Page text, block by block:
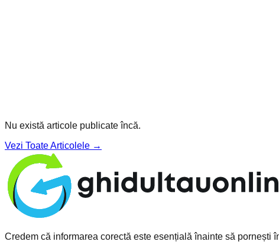
Nu există articole publicate încă.
Vezi Toate Articolele →
Credem că informarea corectă este esențială înainte să